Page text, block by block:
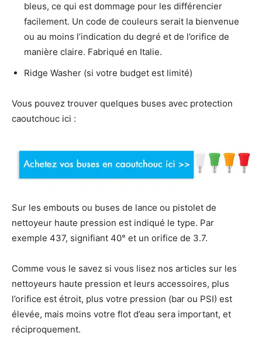
bleus, ce qui est dommage pour les différencier
facilement. Un code de couleurs serait la bienvenue
ou au moins l’indication du degré et de l’orifice de
manière claire. Fabriqué en Italie.
Ridge Washer (si votre budget est limité)
Vous pouvez trouver quelques buses avec protection
caoutchouc ici :
Sur les embouts ou buses de lance ou pistolet de
nettoyeur haute pression est indiqué le type. Par
exemple 437, signifiant 40° et un orifice de 3.7.
Comme vous le savez si vous lisez nos articles sur les
nettoyeurs haute pression et leurs accessoires, plus
l’orifice est étroit, plus votre pression (bar ou PSI) est
élevée, mais moins votre flot d’eau sera important, et
réciproquement.